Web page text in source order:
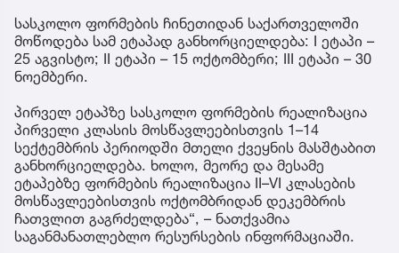
სასკოლო ფორმების ჩინეთიდან საქართველოში
მოწოდება სამ ეტაპად განხორციელდება: I ეტაპი –
25 აგვისტო; II ეტაპი – 15 ოქტომბერი; III ეტაპი – 30
ნოემბერი.
პირველ ეტაპზე სასკოლო ფორმების რეალიზაცია
პირველი კლასის მოსწავლეებისთვის 1–14
სექტემბრის პერიოდში მთელი ქვეყნის მასშტაბით
განხორციელდება. ხოლო, მეორე და მესამე
ეტაპებზე ფორმების რეალიზაცია II–VI კლასების
მოსწავლეებისთვის ოქტომბრიდან დეკემბრის
ჩათვლით გაგრძელდება“, – ნათქვამია
საგანმანათლებლო რესურსების ინფორმაციაში.